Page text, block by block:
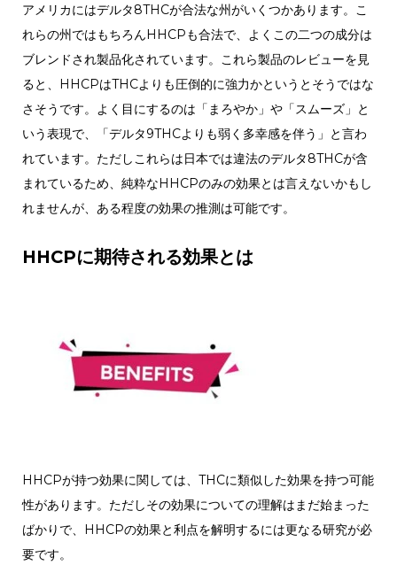
アメリカにはデルタ8THCが合法な州がいくつかあります。こ
れらの州ではもちろんHHCPも合法で、よくこの二つの成分は
ブレンドされ製品化されています。これら製品のレビューを見
ると、HHCPはTHCよりも圧倒的に強力かというとそうではな
さそうです。よく目にするのは「まろやか」や「スムーズ」と
いう表現で、「デルタ9THCよりも弱く多幸感を伴う」と言わ
れています。ただしこれらは日本では違法のデルタ8THCが含
まれているため、純粋なHHCPのみの効果とは言えないかもし
れませんが、ある程度の効果の推測は可能です。
HHCPに期待される効果とは
HHCPが持つ効果に関しては、THCに類似した効果を持つ可能
性があります。ただしその効果についての理解はまだ始まった
ばかりで、HHCPの効果と利点を解明するには更なる研究が必
要です。